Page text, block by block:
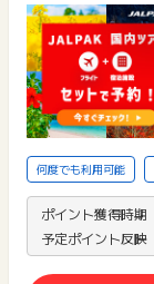
何度でも利用可能
ポイント獲得時期
予定ポイント反映